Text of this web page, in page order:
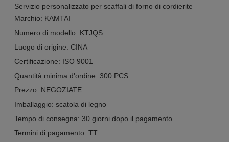
Servizio personalizzato per scaffali di forno di cordierite
Marchio: KAMTAI
Numero di modello: KTJQS
Luogo di origine: CINA
Certificazione: ISO 9001
Quantità minima d'ordine: 300 PCS
Prezzo: NEGOZIATE
Imballaggio: scatola di legno
Tempo di consegna: 30 giorni dopo il pagamento
Termini di pagamento: TT